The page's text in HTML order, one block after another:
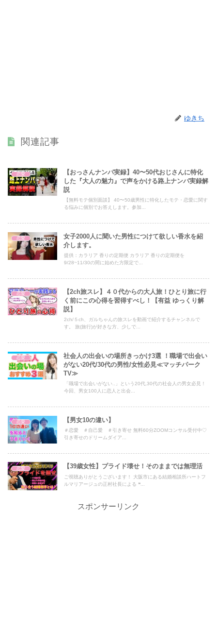
ゆきち
関連記事
恋愛
【おっさんナンパ実録】40〜50代おじさんに特化
した『大人の魅力』で声をかける路上ナンパ実録解
説
【無料モテ個別面談】 40〜50歳男性に特化したモテ・恋愛に関す
る悩みに個別でお答えします。参加...
恋愛
女子2000人に聞いた男性につけて欲しい香水を紹
介します。
提供：カラリア 香りの定期便 カラリア 香りの定期便を
9/28~11/30の間に始めた方限定で...
恋愛
【2ch旅スレ】４０代からの大人旅！ひとり旅に行
く前にこの心得を習得すべし！【有益 ゆっくり解
説】
2ch/５ch、ガルちゃんの旅スレを動画で紹介するチャンネルで
す。 旅(旅行)が好きな方、少しで...
恋愛
社会人の出会いの場所きっかけ3選 ！職場で出会い
がない20代/30代の男性/女性必見≪マッチパーク
TV≫
「職場で出会いがない..」という20代,30代の社会人の男女必見！
今回、男女100人に恋人と出会...
恋愛 【男女10の違い】
＃恋愛 ＃自己愛 ＃引き寄せ 無料60分ZOOMコンサル受付中♡
引き寄せのドリームダイア...
恋愛 【39歳女性】プライド壊せ！そのままでは無理活
ご視聴ありがとうございます！ 大阪市にある結婚相談所ハートフ
ルマリアージュの正村社長による ❝...
スポンサーリンク